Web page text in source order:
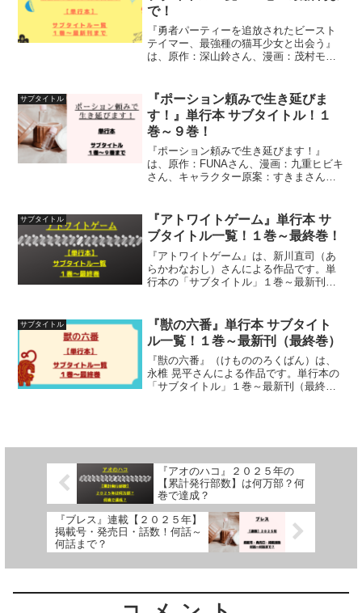
で！
『勇者パーティーを追放されたビースト
テイマー、最強種の猫耳少女と出会う』
は、原作：深山鈴さん、漫画：茂村モト
ル」１巻～最新刊までを一覧にして紹介
しています
サブタイトル
『ポーション頼みで生き延びま
す！』単行本 サブタイトル！１
巻～９巻！
『ポーション頼みで生き延びます！』
は、原作：FUNAさん、漫画：九重ヒビキ
さん、キャラクター原案：すきまさんに
介しています
サブタイトル
『アトワイトゲーム』単行本 サ
ブタイトル一覧！１巻～最終巻！
『アトワイトゲーム』は、新川直司（あ
らかわなおし）さんによる作品です。単
行本の「サブタイトル」１巻～最新刊
サブタイトル
『獣の六番』単行本 サブタイト
ル一覧！１巻～最新刊（最終巻）
『獣の六番』（けもののろくばん）は、
永椎 晃平さんによる作品です。単行本の
「サブタイトル」１巻～最新刊（最終
『アオのハコ』２０２５年の
【累計発行部数】は何万部？何
巻で達成？
『ブレス』連載【２０２５年】
掲載号・発売日・話数！何話～
何話まで？